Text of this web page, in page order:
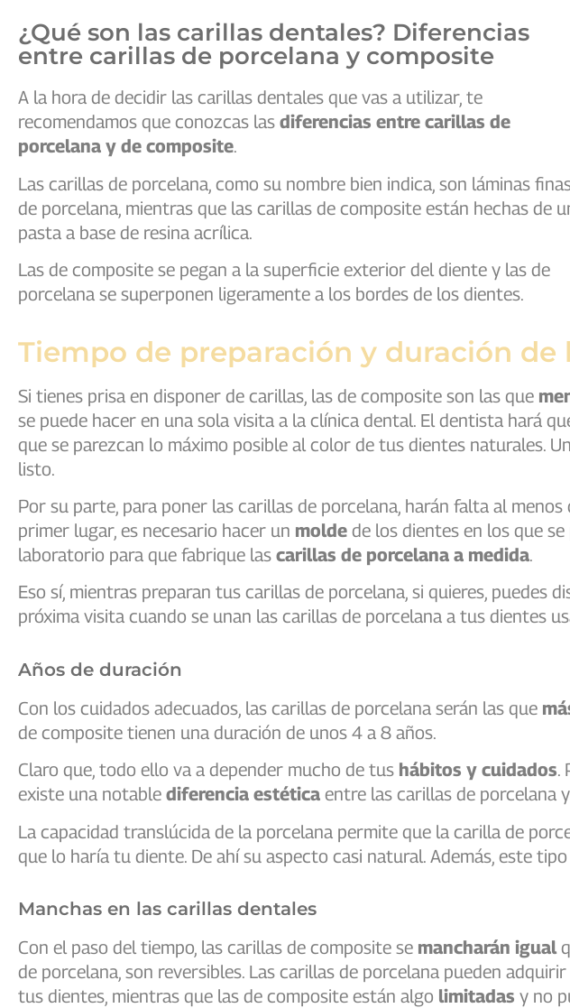
¿Qué son las carillas dentales? Diferencias
entre carillas de porcelana y composite
A la hora de decidir las carillas dentales que vas a utilizar, te
recomendamos que conozcas las diferencias entre carillas de
porcelana y de composite.
Las carillas de porcelana, como su nombre bien indica, son láminas
de porcelana, mientras que las carillas de composite están hechas de
pasta a base de resina acrílica.
Las de composite se pegan a la superficie exterior del diente y las de
porcelana se superponen ligeramente a los bordes de los dientes.
Tiempo de preparación y duración de
Si tienes prisa en disponer de carillas, las de composite son las que
se puede hacer en una sola visita a la clínica dental. El dentista hará
que se parezcan lo máximo posible al color de tus dientes naturales.
listo.
Por su parte, para poner las carillas de porcelana, harán falta al
primer lugar, es necesario hacer un molde de los dientes en los que
laboratorio para que fabrique las carillas de porcelana a medida.
Eso sí, mientras preparan tus carillas de porcelana, si quieres, puedes
próxima visita cuando se unan las carillas de porcelana a tus dientes
Años de duración
Con los cuidados adecuados, las carillas de porcelana serán las que
de composite tienen una duración de unos 4 a 8 años.
Claro que, todo ello va a depender mucho de tus hábitos y cuidados.
existe una notable diferencia estética entre las carillas de porcelana
La capacidad translúcida de la porcelana permite que la carilla de
que lo haría tu diente. De ahí su aspecto casi natural. Además, este
Manchas en las carillas dentales
Con el paso del tiempo, las carillas de composite se mancharán igual
de porcelana, son reversibles. Las carillas de porcelana pueden
tus dientes, mientras que las de composite están algo limitadas y no